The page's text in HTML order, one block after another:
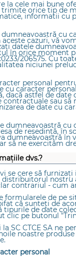
la cele mai bune
trimite orice tip de
informatii cu
cu
cazuri, vă
datele
în orice moment
206575. Cu
niciunei
personal
cu caracter
dacă astfel de
sau
de date cu
dumneavoastră
de reședință, în
în
să ne exercităm
dvs.?
se cere să
distribuitorul
contrariul - cum
de pe
că sunteţi de
tipurile de date
clic pe butonul
SC CTCE SA ne
noastre
personal